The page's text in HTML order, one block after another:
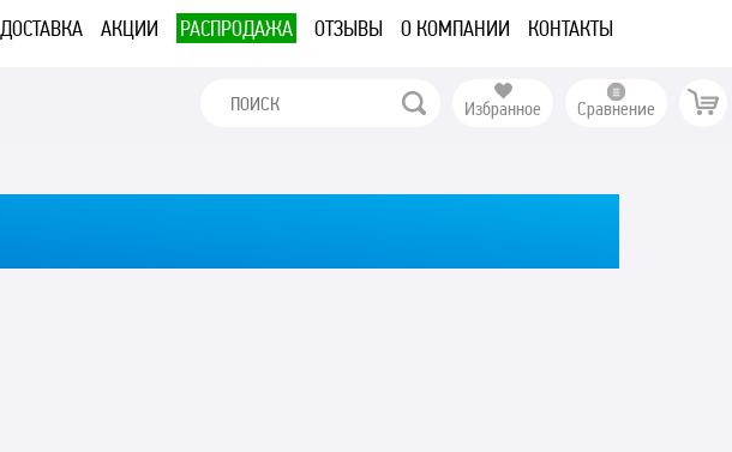
ДОСТАВКА АКЦИИ РАСПРОДАЖА ОТЗЫВЫ О КОМПАНИИ КОНТАКТЫ
Избранное Сравнение